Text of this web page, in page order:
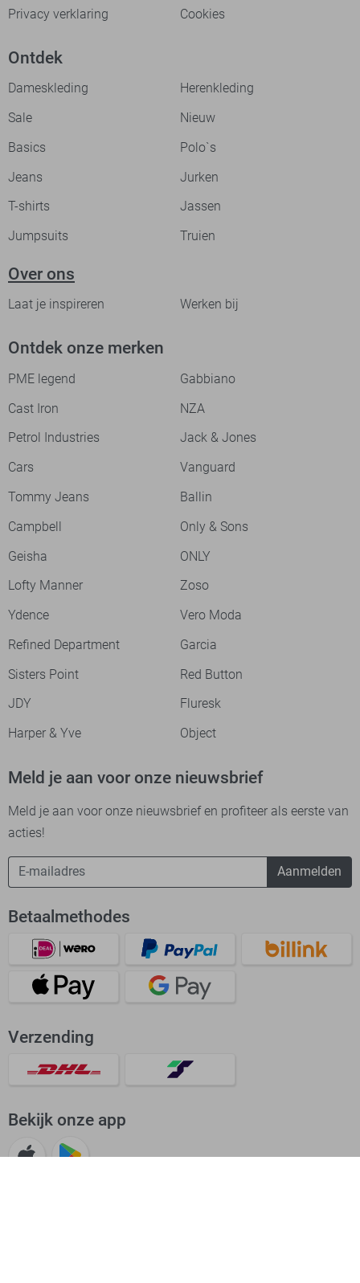
Privacy verklaring
Cookies
Ontdek
Dameskleding
Herenkleding
Sale
Nieuw
Basics
Polo`s
Jeans
Jurken
T-shirts
Jassen
Jumpsuits
Truien
Over ons
Laat je inspireren Werken bij
Ontdek onze merken
PME legend
Gabbiano
Cast Iron
NZA
Petrol Industries
Jack & Jones
Cars
Vanguard
Tommy Jeans
Ballin
Campbell
Only & Sons
Geisha
ONLY
Lofty Manner
Zoso
Ydence
Vero Moda
Refined Department
Garcia
Sisters Point
Red Button
JDY
Fluresk
Harper & Yve
Object
Meld je aan voor onze nieuwsbrief
Meld je aan voor onze nieuwsbrief en profiteer als eerste van
acties!
Aanmelden
Betaalmethodes
Verzending
Bekijk onze app